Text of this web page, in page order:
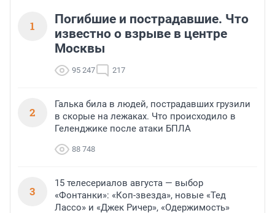
1
Погибшие и пострадавшие. Что
известно о взрыве в центре
Москвы
95 247 217
2
Галька била в людей, пострадавших грузили
в скорые на лежаках. Что происходило в
Геленджике после атаки БПЛА
88 748
3
15 телесериалов августа — выбор
«Фонтанки»: «Коп-звезда», новые «Тед
Лассо» и «Джек Ричер», «Одержимость»